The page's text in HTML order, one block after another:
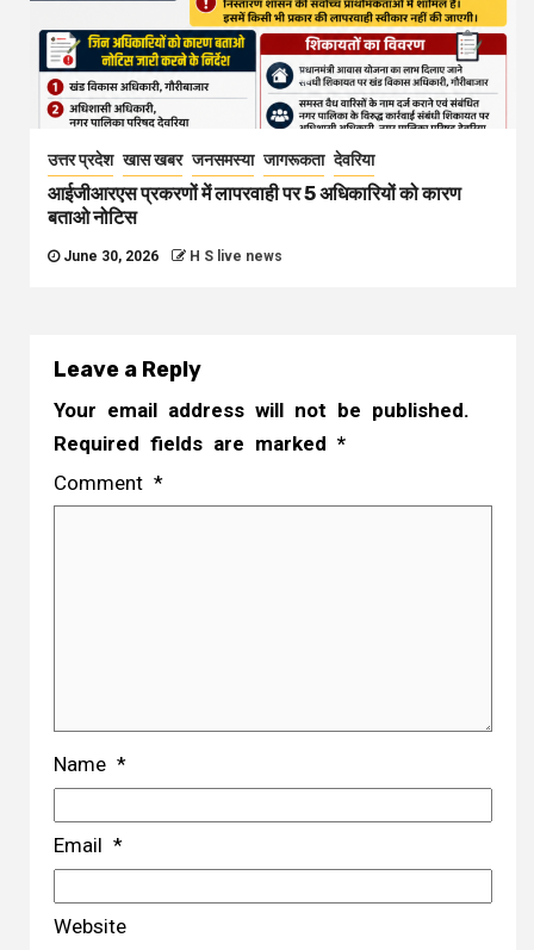
उत्तर प्रदेश खास खबर जनसमस्या जागरूकता देवरिया
आईजीआरएस प्रकरणों में लापरवाही पर 5 अधिकारियों को कारण
बताओ नोटिस
June 30, 2026 H S live news
Leave a Reply
Your email address will not be published.
Required fields are marked *
Comment *
Name *
Email *
Website